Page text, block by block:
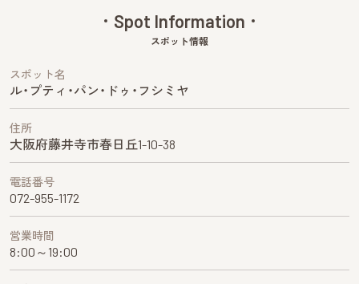
Spot Information
スポット情報
スポット名
ル・プティ・パン・ドゥ・フシミヤ
住所
大阪府藤井寺市春日丘1-10-38
電話番号
072-955-1172
営業時間
8:00～19:00